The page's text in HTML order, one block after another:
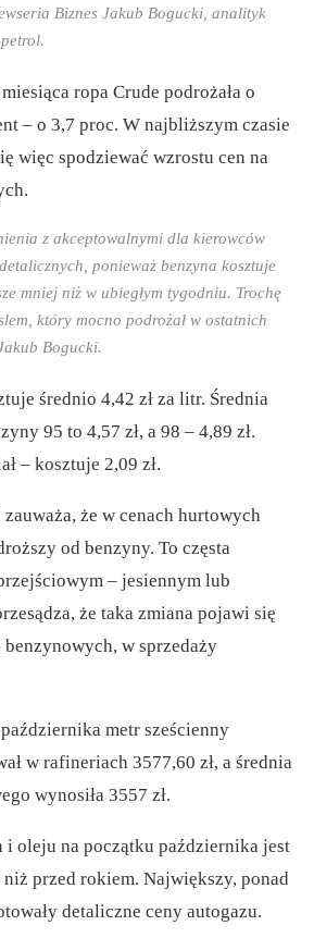
Biznes Jakub Bogucki, analityk
ropa Crude podrożała o
– o 3,7 proc. W najbliższym czasie
więc spodziewać wzrostu cen na
z akceptowalnymi dla kierowców
ponieważ benzyna kosztuje
mniej niż w ubiegłym tygodniu. Trochę
który mocno podrożał w ostatnich
Bogucki.
średnio 4,42 zł za litr. Średnia
95 to 4,57 zł, a 98 – 4,89 zł.
– kosztuje 2,09 zł.
że w cenach hurtowych
od benzyny. To częsta
– jesiennym lub
że taka zmiana pojawi się
w sprzedaży
metr sześcienny
w rafineriach 3577,60 zł, a średnia
wynosiła 3557 zł.
i oleju na początku października jest
przed rokiem. Największy, ponad
detaliczne ceny autogazu.